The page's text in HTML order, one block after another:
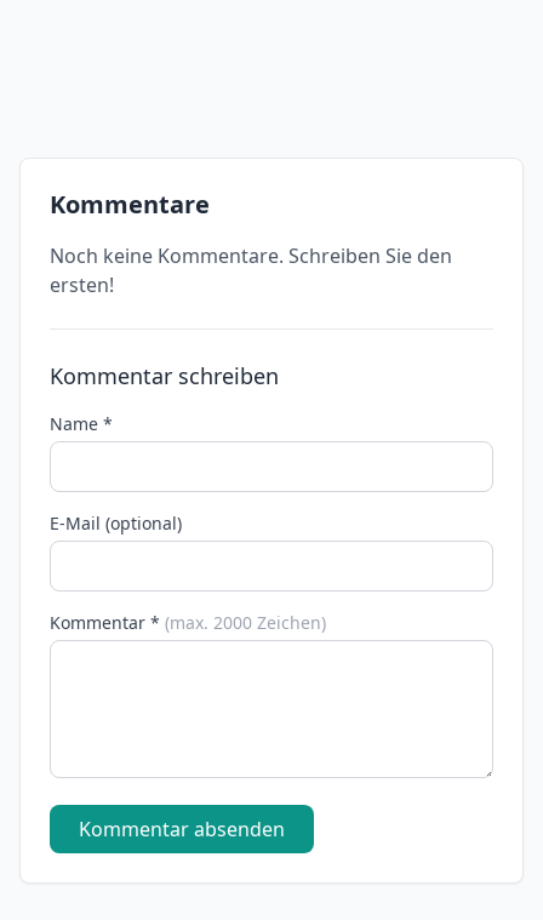
Kommentare
Noch keine Kommentare. Schreiben Sie den
ersten!
Kommentar schreiben
Name *
E-Mail (optional)
Kommentar * (max. 2000 Zeichen)
Kommentar absenden